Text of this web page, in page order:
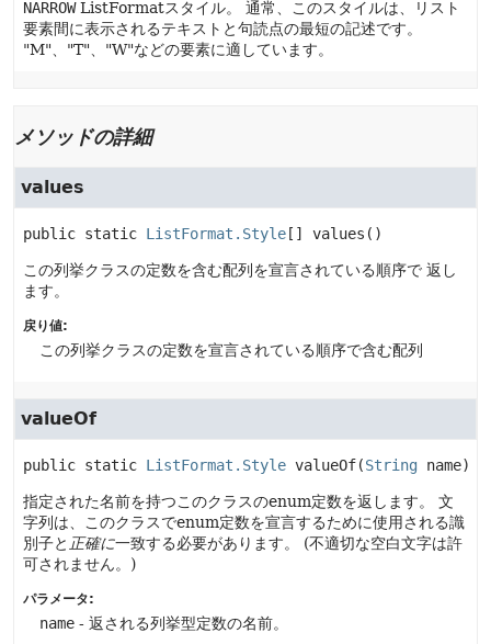
NARROWListFormatスタイル。
通常、このスタイルは、リスト
要素間に表示されるテキストと句読点の最短の記述です。
"M"、"T"、"W"などの要素に適しています。
メソッドの詳細
values
public static ListFormat.Style [] values ()
この列挙クラスの定数を含む配列を宣言されている順序で 返し
ます。
戻り値:
この列挙クラスの定数を宣言されている順序で含む配列
valueOf
public static ListFormat.Style valueOf(String name)
指定された名前を持つこのクラスのenum定数を返します。
文
字列は、このクラスでenum定数を宣言するために使用される識
別子と 正確に一致する必要があります。
(不適切な空白文字は許
可されません。)
パラメータ:
name - 返される列挙型定数の名前。